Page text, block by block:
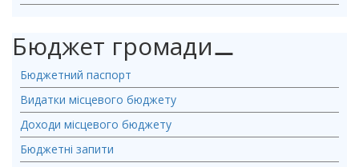
Бюджет громади⚊
Бюджетний паспорт
Видатки місцевого бюджету
Доходи місцевого бюджету
Бюджетні запити